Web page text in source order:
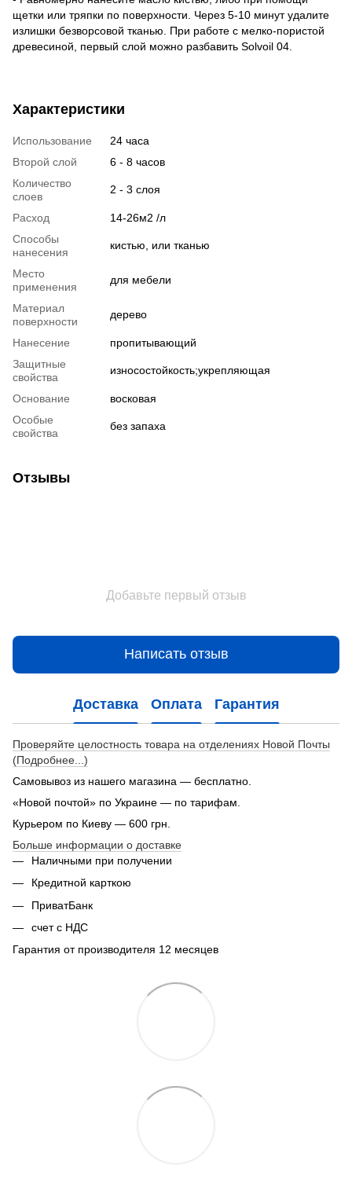
щетки или тряпки по поверхности. Через 5-10 минут удалите
излишки безворсовой тканью. При работе с мелко-пористой
древесиной, первый слой можно разбавить Solvoil 04.
Характеристики
Использование
24 часа
Второй слой
6 - 8 часов
Количество
слоев
2 - 3 слоя
Расход
14-26м2 /л
Способы
нанесения
кистью, или тканью
Место
применения
для мебели
Материал
поверхности
дерево
Нанесение
пропитывающий
Защитные
свойства
износостойкость;укрепляющая
Основание
восковая
Особые
свойства
без запаха
Отзывы
Добавьте первый отзыв
Написать отзыв
Доставка Оплата Гарантия
Проверяйте целостность товара на отделениях Новой Почты
(Подробнее...)
Самовывоз из нашего магазина — бесплатно.
«Новой почтой» по Украине — по тарифам.
Курьером по Киеву — 600 грн.
Больше информации о доставке
Наличными при получении
Кредитной карткою
ПриватБанк
счет с НДС
Гарантия от производителя 12 месяцев